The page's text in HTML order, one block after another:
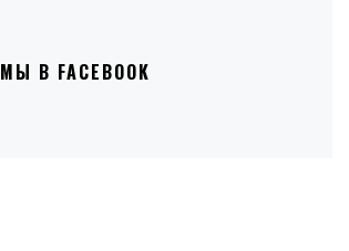
МЫ В FACEBOOK